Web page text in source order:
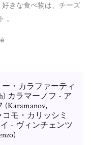
きな食べ物は、チーズ
。
・カラファーティ
カラマーノフ - ア
モ・カリッシミ
イ - ヴィンチェンツ